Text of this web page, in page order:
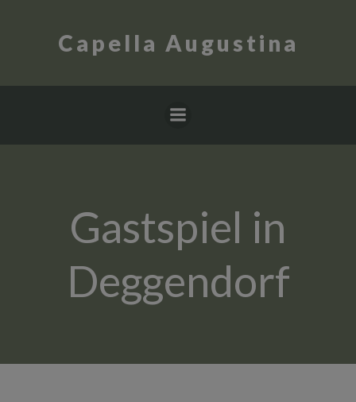
springen
Capella Augustina
Gastspiel in
Deggendorf